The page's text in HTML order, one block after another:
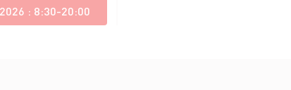
: 8:30-20:00